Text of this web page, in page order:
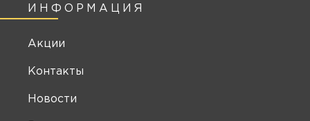
ИНФОРМАЦИЯ
Акции
Контакты
Новости